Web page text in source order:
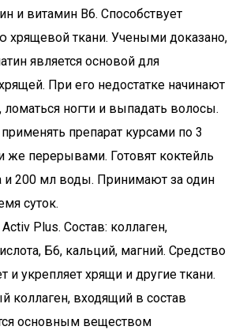
и витамин B6. Способствует
хрящевой ткани. Учеными доказано,
является основой для
При его недостатке начинают
ломаться ногти и выпадать волосы.
препарат курсами по 3
же перерывами. Готовят коктейль
и 200 мл воды. Принимают за один
суток.
Plus. Состав: коллаген,
Б6, кальций, магний. Средство
и укрепляет хрящи и другие ткани.
коллаген, входящий в состав
основным веществом